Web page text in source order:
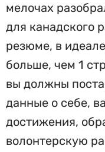
мелочах
для канадского
резюме, в
больше, чем 1
вы должны
данные о себе,
достижения,
волонтерскую